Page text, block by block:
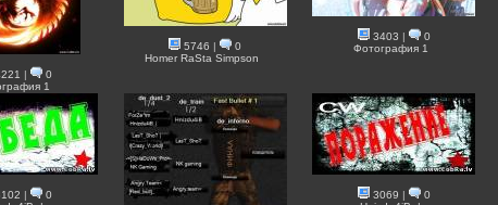
|
0
1
5746 |
0
Homer RaSta Simpson
3403 |
0
Фотография 1
|
0
3069 |
0